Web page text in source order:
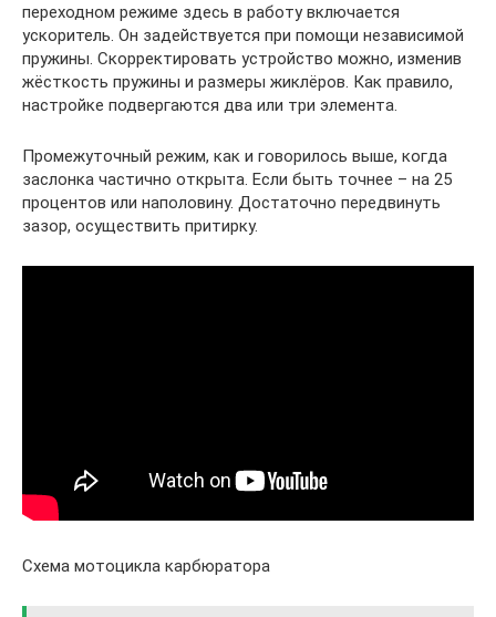
переходном режиме здесь в работу включается
ускоритель. Он задействуется при помощи независимой
пружины. Скорректировать устройство можно, изменив
жёсткость пружины и размеры жиклёров. Как правило,
настройке подвергаются два или три элемента.
Промежуточный режим, как и говорилось выше, когда
заслонка частично открыта. Если быть точнее – на 25
процентов или наполовину. Достаточно передвинуть
зазор, осуществить притирку.
Схема мотоцикла карбюратора